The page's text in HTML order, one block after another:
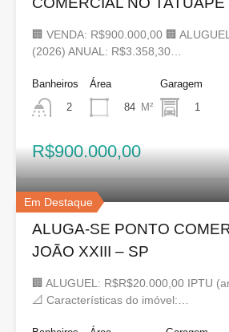
🏢 VENDA: R$900.000,00 🏢
(2026) ANUAL: R$3.358,30…
Banheiros
2
Área
84 M²
Garagem
1
R$900.000,00
Em Destaque
ALUGA-SE PONTO
JOÃO XXIII – SP
🏢 ALUGUEL: R$R$20.000,00 IPTU
📐 Características do imóvel:…